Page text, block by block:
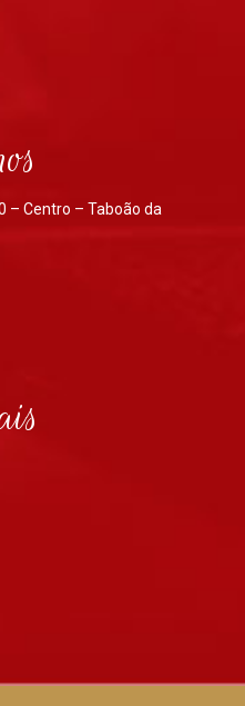
– Centro – Taboão da